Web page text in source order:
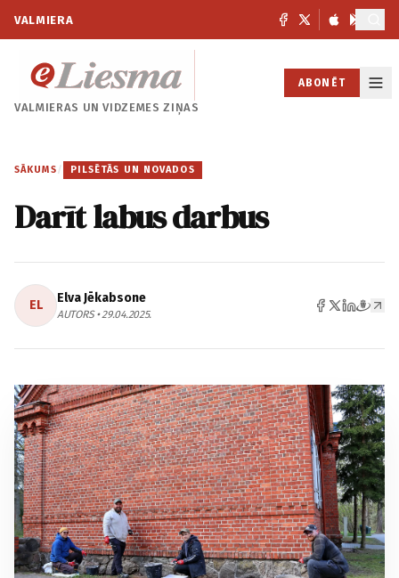
VALMIERA
VALMIERAS UNVIDZEMES ZIŅAS
ABONĒT
SĀKUMS / PILSĒTĀS UN NOVADOS
Darīt labus darbus
EL Elva Jēkabsone
AUTORS • 29.04.2025.